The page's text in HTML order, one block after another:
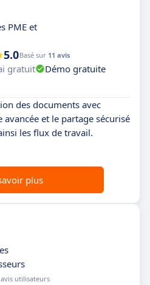
PME et
5.0Basé sur 11 avis
gratuit
Démo gratuite
des documents avec
et le partage sécurisé
les flux de travail.
plus
utilisateurs